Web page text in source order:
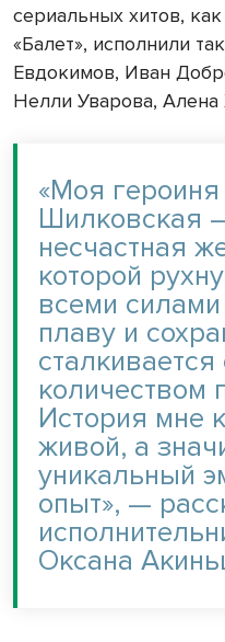
сериальных хитов,
«Балет», исполнили
Евдокимов, Иван
Нелли Уварова,
«Моя
Шилковская
несчастная
которой
всеми
плаву и
количеством
История мне
живой, а
уникальный
опыт», —
Оксана